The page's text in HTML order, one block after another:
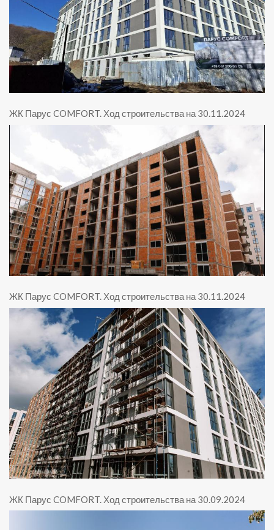
ЖК Парус COMFORT. Ход строительства на 30.11.2024
ЖК Парус COMFORT. Ход строительства на 30.11.2024
ЖК Парус COMFORT. Ход строительства на 30.09.2024